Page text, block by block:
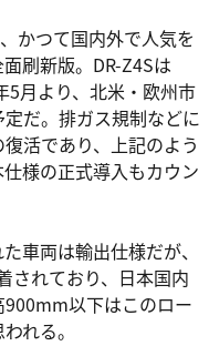
かつて国内外で人気を
刷新版。DR-Z4Sは
5月より、北米・欧州市
だ。排ガス規制などに
活であり、上記のよう
様の正式導入もカウン
車両は輸出仕様だが、
されており、日本国内
以下はこのロー
れる。